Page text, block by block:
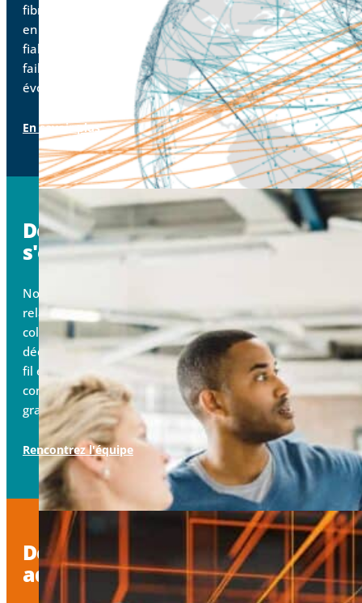
fibres éclairées et noires, et des réseaux 400G et 800G
en expansion qui vous permettent d’exploiter en toute
fiabilité les nouvelles technologies qui exigent une
faible latence, une large bande passante, une
évolutivité et un contrôle.
En savoir plus
Des experts de confiance qui
s'engagent pour votre réussite.
Notre équipe place la confiance au cœur de chaque
relation, en combinant une approche fondée sur la
collaboration, l’agilité et la créativité avec des
décennies d’expérience au service des opérateurs sans
fil et filaires, des médias, de la technologie, du
contenu, de la finance, des soins de santé et d’autres
grandes entreprises.
Rencontrez l'équipe
Des solutions de connectivité
adaptées à vos besoins.